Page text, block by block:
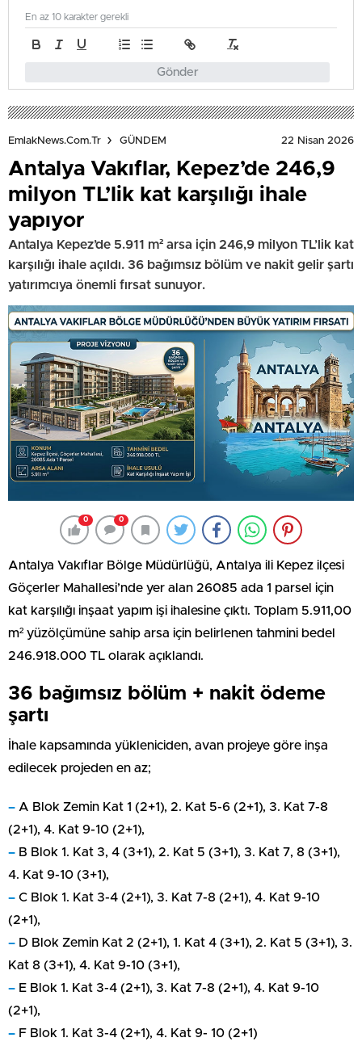
Gönder
En az 10 karakter gerekli
EmlakNews.com.tr GÜNDEM 22 Nisan 2026
Antalya Vakıflar, Kepez’de 246,9
milyon TL’lik kat karşılığı ihale
yapıyor
Antalya Kepez’de 5.911 m² arsa için 246,9 milyon TL’lik kat
karşılığı ihale açıldı. 36 bağımsız bölüm ve nakit gelir şartı
yatırımcıya önemli fırsat sunuyor.
0 0
Antalya Vakıflar Bölge Müdürlüğü, Antalya ili Kepez ilçesi
Göçerler Mahallesi’nde yer alan 26085 ada 1 parsel için
kat karşılığı inşaat yapım işi ihalesine çıktı. Toplam 5.911,00
m² yüzölçümüne sahip arsa için belirlenen tahmini bedel
246.918.000 TL olarak açıklandı.
36 bağımsız bölüm + nakit ödeme
şartı
İhale kapsamında yükleniciden, avan projeye göre inşa
edilecek projeden en az;
– A Blok Zemin Kat 1 (2+1), 2. Kat 5-6 (2+1), 3. Kat 7-8
(2+1), 4. Kat 9-10 (2+1),
– B Blok 1. Kat 3, 4 (3+1), 2. Kat 5 (3+1), 3. Kat 7, 8 (3+1),
4. Kat 9-10 (3+1),
– C Blok 1. Kat 3-4 (2+1), 3. Kat 7-8 (2+1), 4. Kat 9-10
(2+1),
– D Blok Zemin Kat 2 (2+1), 1. Kat 4 (3+1), 2. Kat 5 (3+1), 3.
Kat 8 (3+1), 4. Kat 9-10 (3+1),
– E Blok 1. Kat 3-4 (2+1), 3. Kat 7-8 (2+1), 4. Kat 9-10
(2+1),
– F Blok 1. Kat 3-4 (2+1), 4. Kat 9- 10 (2+1)